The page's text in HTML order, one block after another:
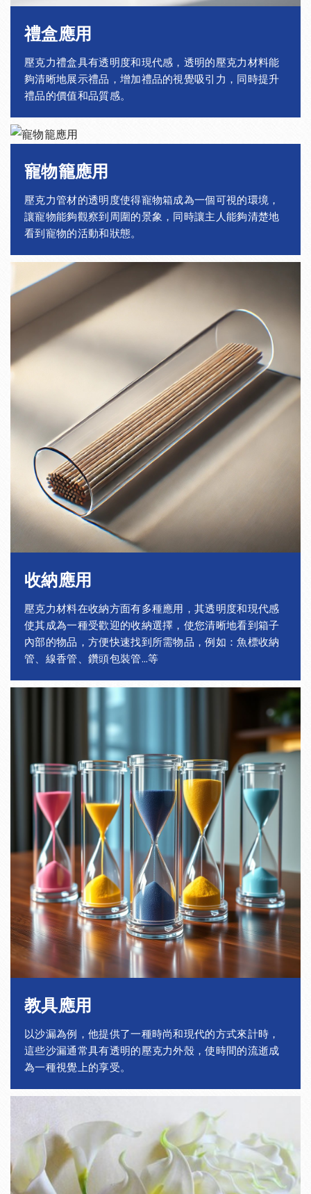
禮盒應用
壓克力禮盒具有透明度和現代感，透明的壓克力材料能
夠清晰地展示禮品，增加禮品的視覺吸引力，同時提升
禮品的價值和品質感。
寵物籠應用
壓克力管材的透明度使得寵物箱成為一個可視的環境，
讓寵物能夠觀察到周圍的景象，同時讓主人能夠清楚地
看到寵物的活動和狀態。
收納應用
壓克力材料在收納方面有多種應用，其透明度和現代感
使其成為一種受歡迎的收納選擇，使您清晰地看到箱子
內部的物品，方便快速找到所需物品，例如：魚標收納
管、線香管、鑽頭包裝管...等
教具應用
以沙漏為例，他提供了一種時尚和現代的方式來計時，
這些沙漏通常具有透明的壓克力外殼，使時間的流逝成
為一種視覺上的享受。